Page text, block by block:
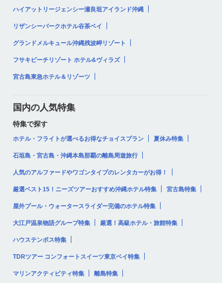
ハイアットリージェンシー瀬良垣アイランド沖縄
リザンシーパークホテル谷茶ベイ
グランドメルキュール沖縄残波岬リゾート
フサキビーチリゾート ホテル&ヴィラズ
宮古島東急ホテル＆リゾーツ
国内の人気特集
特集で探す
ホテル・フライトが選べるお得なチョイスプラン 夏休み特集
石垣島・宮古島・沖縄本島那覇の離島周遊旅行
人気のアルファードやワゴンタイプのレンタカーがお得！
厳選ベスト15！ニーズツアーおすすめ沖縄ホテル特集 宮古島特集
屋外プール・ウォータースライダー完備のホテル特集
大江戸温泉物語グループ特集 厳選！高級ホテル・旅館特集
ハウステンボス特集
TDRツアー コンフォートスイーツ東京ベイ特集
マリンアクティビティ特集 離島特集